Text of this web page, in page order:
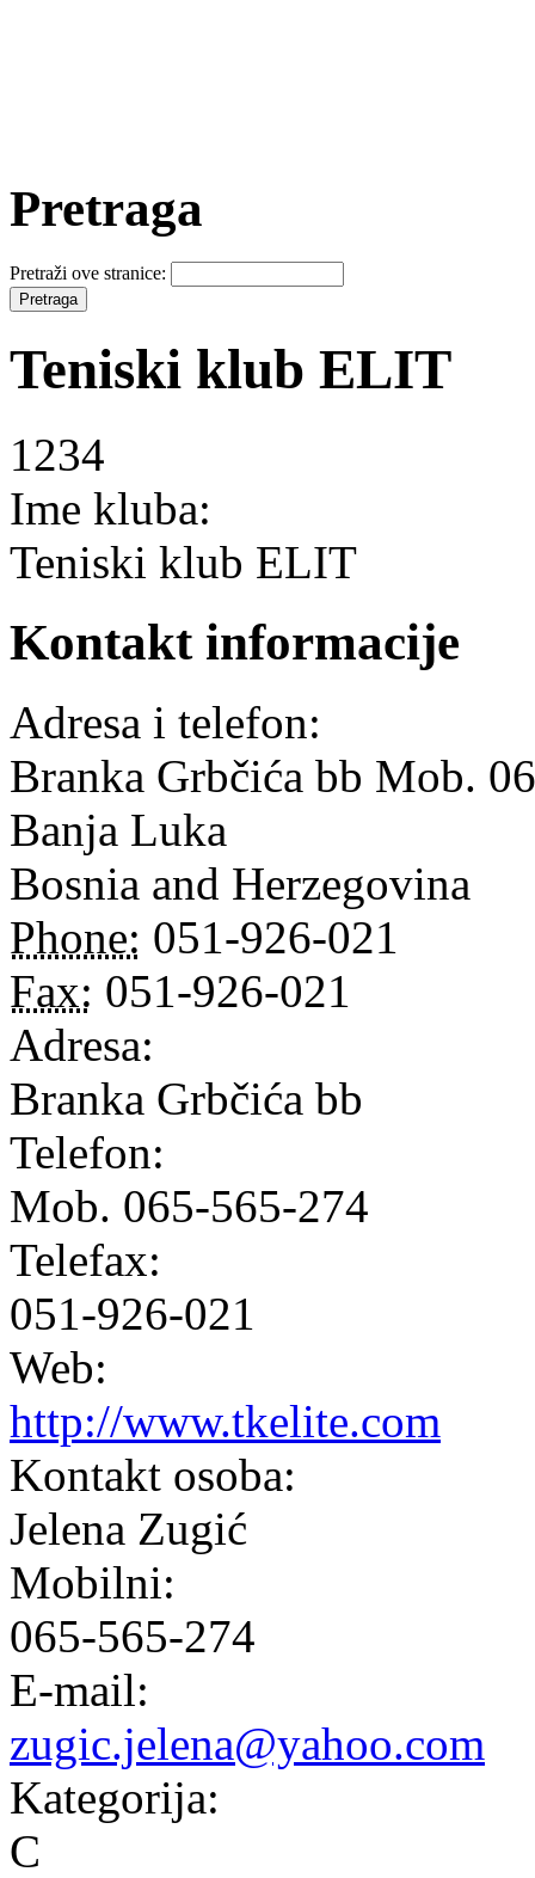
Pretraga
Pretraži ove stranice:
Teniski klub ELIT
1234
Ime kluba:
Teniski klub ELIT
Kontakt informacije
Adresa i telefon:
Branka Grbčića bb Mob.
Banja Luka
Bosnia and Herzegovina
Phone: 051-926-021
Fax: 051-926-021
Adresa:
Branka Grbčića bb
Telefon:
Mob. 065-565-274
Telefax:
051-926-021
Web:
http://www.tkelite.com
Kontakt osoba:
Jelena Zugić
Mobilni:
065-565-274
E-mail:
zugic.jelena@yahoo.com
Kategorija:
C